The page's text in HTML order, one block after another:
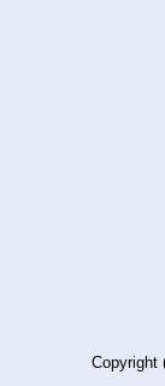
Copyright